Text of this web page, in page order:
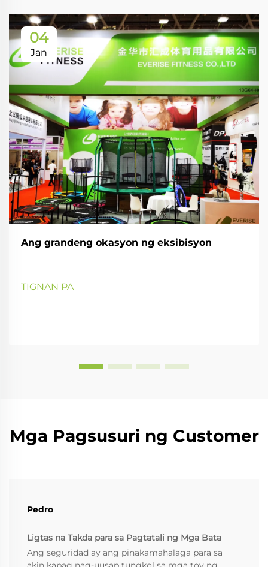
04
Jan
Ang grandeng okasyon ng eksibisyon
TIGNAN PA
Mga Pagsusuri ng Customer
Pedro
Ligtas na Takda para sa Pagtatali ng Mga Bata
Ang seguridad ay ang pinakamahalaga para sa